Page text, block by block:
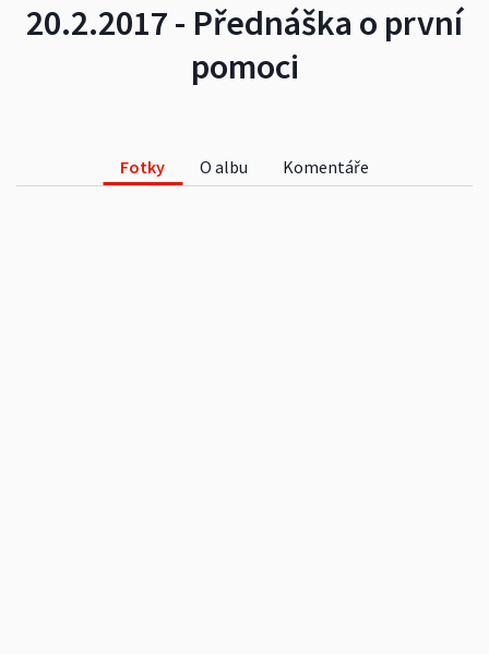
20.2.2017 - Přednáška o první
pomoci
Fotky O albu Komentáře